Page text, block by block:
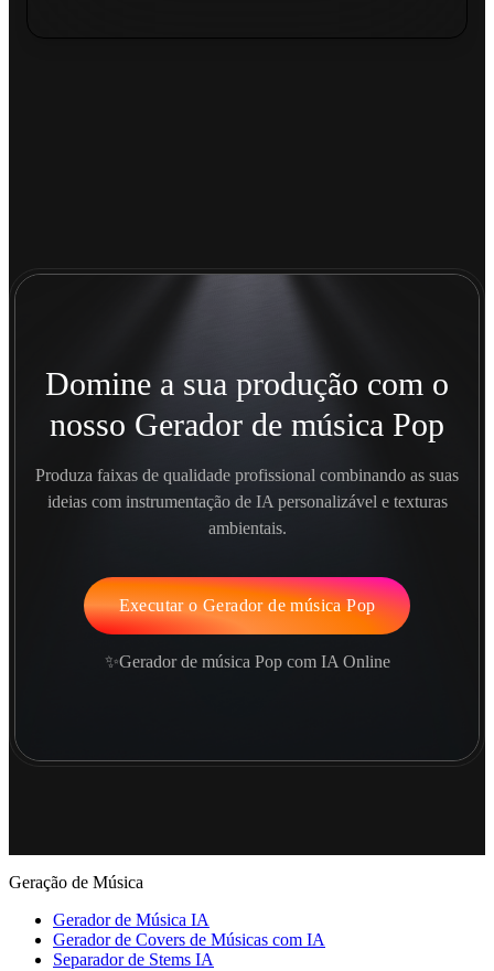
Domine a sua produção com o
nosso Gerador de música Pop
Produza faixas de qualidade profissional combinando as suas
ideias com instrumentação de IA personalizável e texturas
ambientais.
Executar o Gerador de música Pop
✨Gerador de música Pop com IA Online
Geração de Música
Gerador de Música IA
Gerador de Covers de Músicas com IA
Separador de Stems IA